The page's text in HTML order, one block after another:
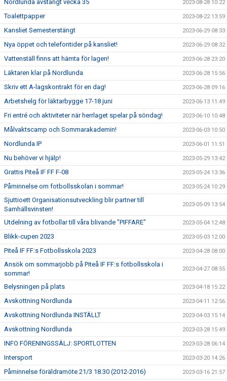
Nordlunda avstängt vecka 35 2023-08-28 10:22
Toalettpapper 2023-08-22 13:59
Kansliet Semesterstängt 2023-06-29 08:33
Nya öppet och telefontider på kansliet! 2023-06-29 08:32
Vattenställ finns att hämta för lagen! 2023-06-28 23:20
Läktaren klar på Nordlunda 2023-06-28 15:56
Skriv ett A-lagskontrakt för en dag! 2023-06-28 09:16
Arbetshelg för läktarbygge 17-18 juni 2023-06-13 11:49
Fri entré och aktiviteter när herrlaget spelar på söndag! 2023-06-10 10:48
Målvaktscamp och Sommarakademin! 2023-06-03 10:50
Nordlunda IP 2023-06-01 11:51
Nu behöver vi hjälp! 2023-05-29 13:42
Grattis Piteå IF FF F-08 2023-05-24 13:36
Påminnelse om fotbollsskolan i sommar! 2023-05-24 10:29
Sjuttioett Organisationsutveckling blir partner till
Samhällsvinsten!
2023-05-09 13:54
Utdelning av fotbollar till våra blivande "PIFFARE" 2023-05-04 12:48
Blikk-cupen 2023 2023-05-03 12:00
Piteå IF FF:s Fotbollsskola 2023 2023-04-28 08:00
Ansök om sommarjobb på Piteå IF FF:s fotbollsskola i
sommar!
2023-04-27 08:55
Belysningen på plats 2023-04-18 15:22
Avskottning Nordlunda 2023-04-11 12:56
Avskottning Nordlunda INSTÄLLT 2023-04-03 15:14
Avskottning Nordlunda 2023-03-28 15:49
INFO FÖRENINGSSÄLJ: SPORTLOTTEN 2023-03-28 06:14
Intersport 2023-03-20 14:26
Påminnelse föräldramöte 21/3 18.30 (2012-2016) 2023-03-16 21:57